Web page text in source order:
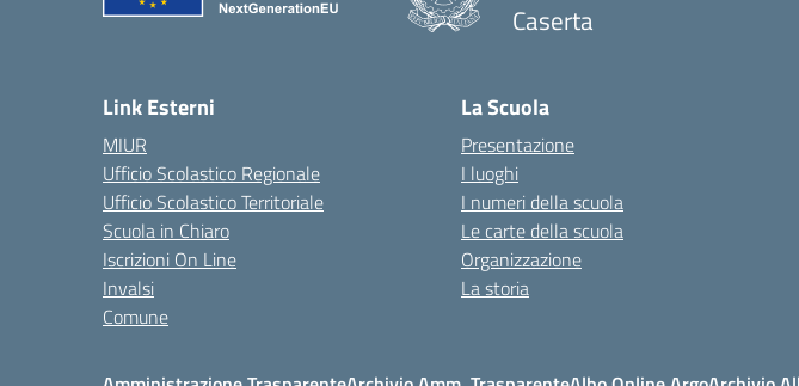
Caserta
Link Esterni
MIUR
Ufficio Scolastico Regionale
Ufficio Scolastico Territoriale
Scuola in Chiaro
Iscrizioni On Line
Invalsi
Comune
La Scuola
Presentazione
I luoghi
I numeri della scuola
Le carte della scuola
Organizzazione
La storia